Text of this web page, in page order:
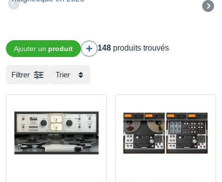
Ajouter un produit 148 produits trouvés
Filtrer Trier